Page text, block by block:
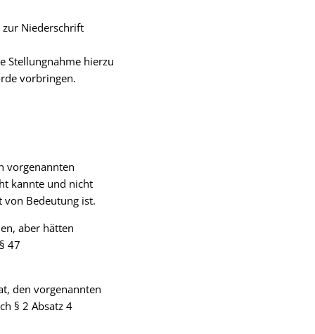
Niederschrift
Stellungnahme hierzu
vorbringen.
vorgenannten
kannte und nicht
von Bedeutung ist.
aber hätten
47
den vorgenannten
§ 2 Absatz 4